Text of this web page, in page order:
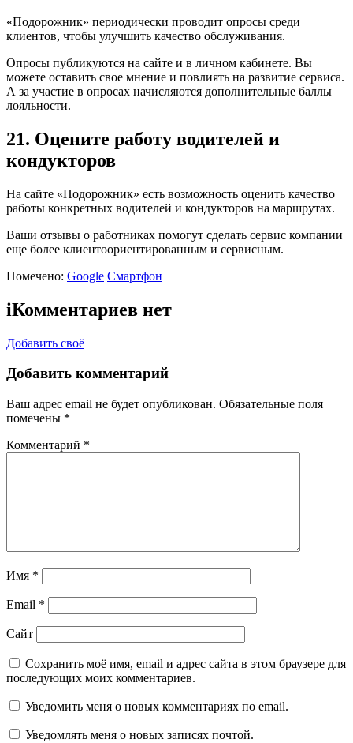
«Подорожник» периодически проводит опросы среди
клиентов, чтобы улучшить качество обслуживания.
Опросы публикуются на сайте и в личном кабинете. Вы
можете оставить свое мнение и повлиять на развитие сервиса.
А за участие в опросах начисляются дополнительные баллы
лояльности.
21. Оцените работу водителей и
кондукторов
На сайте «Подорожник» есть возможность оценить качество
работы конкретных водителей и кондукторов на маршрутах.
Ваши отзывы о работниках помогут сделать сервис компании
еще более клиентоориентированным и сервисным.
Помечено: Google Смартфон
iКомментариев нет
Добавить своё
Добавить комментарий
Ваш адрес email не будет опубликован. Обязательные поля
помечены *
Комментарий *
Имя *
Email *
Сайт
Сохранить моё имя, email и адрес сайта в этом браузере для
последующих моих комментариев.
Уведомить меня о новых комментариях по email.
Уведомлять меня о новых записях почтой.